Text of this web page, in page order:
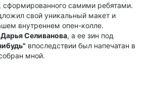
сформированного самими ребятами.
свой уникальный макет и
внутреннем опен-колле.
Дарья Селиванова, а ее зин под
впоследствии был напечатан в
мной.